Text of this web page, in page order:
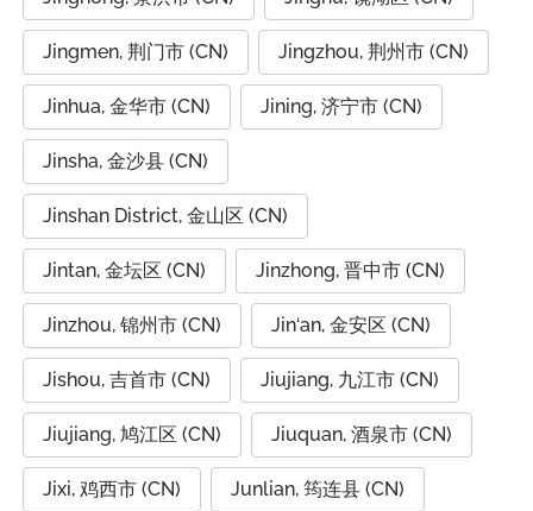
Jingmen, 荆门市 (CN) Jingzhou, 荆州市 (CN)
Jinhua, 金华市 (CN) Jining, 济宁市 (CN)
Jinsha, 金沙县 (CN)
Jinshan District, 金山区 (CN)
Jintan, 金坛区 (CN) Jinzhong, 晋中市 (CN)
Jinzhou, 锦州市 (CN) Jin‘an, 金安区 (CN)
Jishou, 吉首市 (CN) Jiujiang, 九江市 (CN)
Jiujiang, 鸠江区 (CN) Jiuquan, 酒泉市 (CN)
Jixi, 鸡西市 (CN) Junlian, 筠连县 (CN)